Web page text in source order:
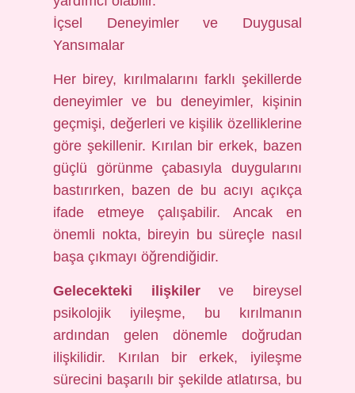
İçsel Deneyimler ve Duygusal
Yansımalar
Her birey, kırılmalarını farklı şekillerde
deneyimler ve bu deneyimler, kişinin
geçmişi, değerleri ve kişilik özelliklerine
göre şekillenir. Kırılan bir erkek, bazen
güçlü görünme çabasıyla duygularını
bastırırken, bazen de bu acıyı açıkça
ifade etmeye çalışabilir. Ancak en
önemli nokta, bireyin bu süreçle nasıl
başa çıkmayı öğrendiğidir.
Gelecekteki ilişkilerve bireysel
psikolojik iyileşme, bu kırılmanın
ardından gelen dönemle doğrudan
ilişkilidir. Kırılan bir erkek, iyileşme
sürecini başarılı bir şekilde atlatırsa, bu